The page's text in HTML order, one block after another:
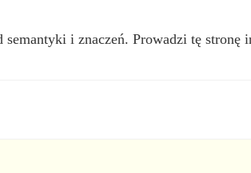
i znaczeń. Prowadzi tę stronę